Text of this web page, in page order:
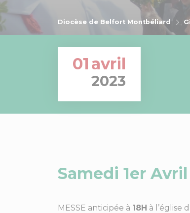
Diocèse de Belfort Montbéliard
01 avril
2023
Samedi 1er
MESSE anticipée à 18H à l’église